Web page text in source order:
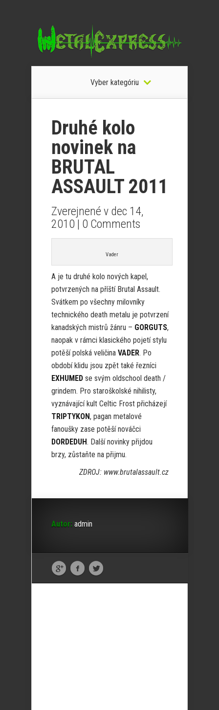
Vyber kategóriu
Druhé kolo
novinek na
BRUTAL
ASSAULT 2011
Zverejnené v dec 14,
2010 | 0 Comments
Vader
A je tu druhé kolo nových kapel,
potvrzených na příští Brutal Assault.
Svátkem po všechny milovníky
technického death metalu je potvrzení
kanadských mistrů žánru – GORGUTS,
naopak v rámci klasického pojetí stylu
potěší polská veličina VADER. Po
období klidu jsou zpět také řezníci
EXHUMED se svým oldschool death /
grindem. Pro staroškolské nihilisty,
vyznávající kult Celtic Frost přicházejí
TRIPTYKON, pagan metalové
fanoušky zase potěší nováčci
DORDEDUH. Další novinky přijdou
brzy, zůstaňte na přijmu.
ZDROJ: www.brutalassault.cz
Autor: admin